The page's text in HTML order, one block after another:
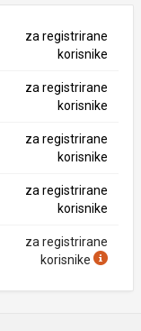
za registrirane
korisnike
za registrirane
korisnike
za registrirane
korisnike
za registrirane
korisnike
za registrirane
korisnike